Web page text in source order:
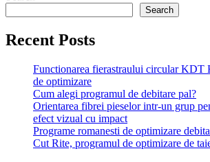
Search
Recent Posts
Functionarea fierastraului circular KDT
de optimizare
Cum alegi programul de debitare pal?
Orientarea fibrei pieselor intr-un grup
efect vizual cu impact
Programe romanesti de optimizare
Cut Rite, programul de optimizare de